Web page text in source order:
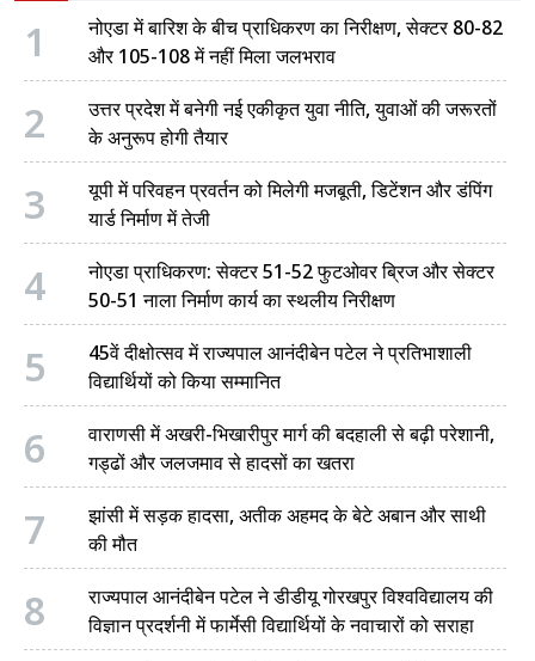
1
नोएडा में बारिश के बीच प्राधिकरण का निरीक्षण, सेक्टर 80-82
और 105-108 में नहीं मिला जलभराव
2
उत्तर प्रदेश में बनेगी नई एकीकृत युवा नीति, युवाओं की जरूरतों
के अनुरूप होगी तैयार
3
यूपी में परिवहन प्रवर्तन को मिलेगी मजबूती, डिटेंशन और डंपिंग
यार्ड निर्माण में तेजी
4
नोएडा प्राधिकरण: सेक्टर 51-52 फुटओवर ब्रिज और सेक्टर
50-51 नाला निर्माण कार्य का स्थलीय निरीक्षण
5
45वें दीक्षोत्सव में राज्यपाल आनंदीबेन पटेल ने प्रतिभाशाली
विद्यार्थियों को किया सम्मानित
6
वाराणसी में अखरी-भिखारीपुर मार्ग की बदहाली से बढ़ी परेशानी,
गड्ढों और जलजमाव से हादसों का खतरा
7
झांसी में सड़क हादसा, अतीक अहमद के बेटे अबान और साथी
की मौत
8
राज्यपाल आनंदीबेन पटेल ने डीडीयू गोरखपुर विश्वविद्यालय की
विज्ञान प्रदर्शनी में फार्मेसी विद्यार्थियों के नवाचारों को सराहा